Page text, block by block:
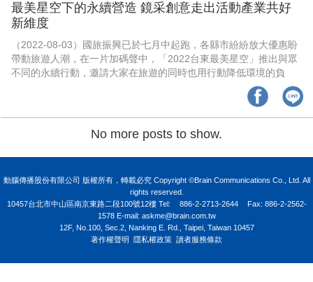
最美星空下的永續營造 鏡采創意走出活動產業共好
新維度
（2022-08-03）國旅振興已於七月中起跑，各縣市紛紛放大優惠盼
帶動旅遊人潮，在一片加碼聲中，「2022台東最美星空」推出與眾
不同的永續行動，邀請大家在旅遊的同時也用行動降低環境的負
No more posts to show.
動腦傳播股份有限公司 版權所有，轉載必究 Copyright ©Brain Communications Co., Ltd. All
rights reserved.
10457台北市中山區南京東路二段100號12樓Tel: 886-2-2713-2644
Fax: 886-2-2562-
1578 E-mail: askme@brain.com.tw
12F, No.100, Sec.2, Nanking E. Rd., Taipei, Taiwan 10457
著作權聲明 隱私權政策 讀者服務條款